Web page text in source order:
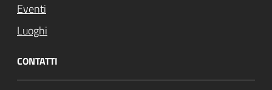
Eventi
Luoghi
CONTATTI